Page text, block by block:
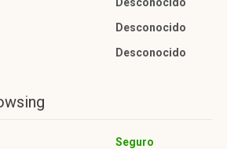
Desconocido
Desconocido
Seguro